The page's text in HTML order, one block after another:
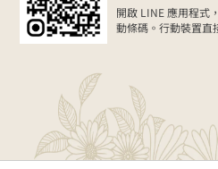
開啟 LINE 應用程式
動條碼。行動裝置直